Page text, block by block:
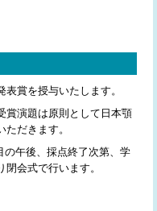
賞を授与いたします。
賞演題は原則として日本顎
だきます。
の午後、採点終了次第、学
会式で行います。